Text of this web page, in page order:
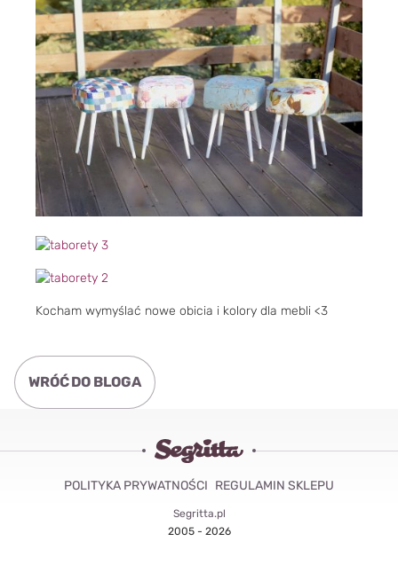
Kocham wymyślać nowe obicia i kolory dla mebli <3
WRÓĆ DO BLOGA
Segritta.pl
2005 - 2026
POLITYKA PRYWATNOŚCI REGULAMIN SKLEPU